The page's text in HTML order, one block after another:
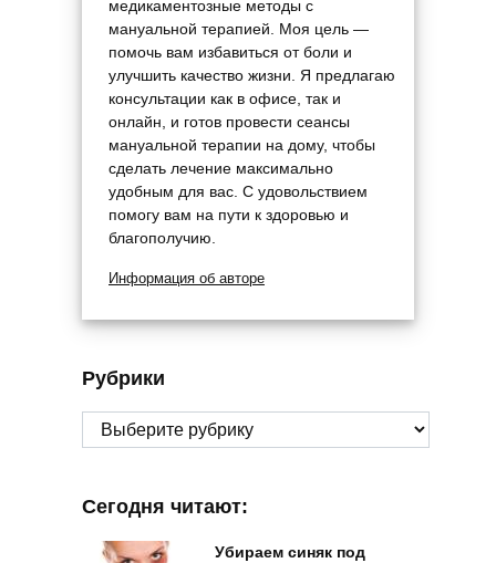
медикаментозные методы с
мануальной терапией. Моя цель —
помочь вам избавиться от боли и
улучшить качество жизни. Я предлагаю
консультации как в офисе, так и
онлайн, и готов провести сеансы
мануальной терапии на дому, чтобы
сделать лечение максимально
удобным для вас. С удовольствием
помогу вам на пути к здоровью и
благополучию.
Информация об авторе
Рубрики
Рубрики
Сегодня читают:
Убираем синяк под